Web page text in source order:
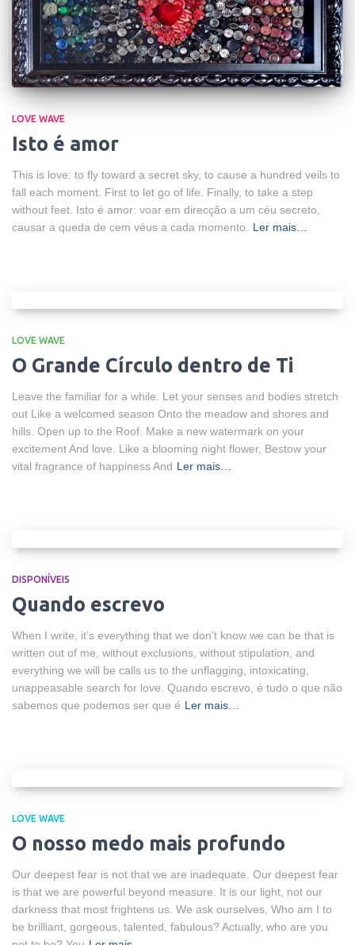
LOVE WAVE
Isto é amor
This is love: to fly toward a secret sky, to cause a hundred veils to
fall each moment. First to let go of life. Finally, to take a step
without feet. Isto é amor: voar em direcção a um céu secreto,
causar a queda de cem véus a cada momento.
Ler mais…
LOVE WAVE
O Grande Círculo dentro de Ti
Leave the familiar for a while. Let your senses and bodies stretch
out Like a welcomed season Onto the meadow and shores and
hills. Open up to the Roof. Make a new watermark on your
excitement And love. Like a blooming night flower, Bestow your
vital fragrance of happiness And Ler mais…
DISPONÍVEIS
Quando escrevo
When I write, it’s everything that we don’t know we can be that is
written out of me, without exclusions, without stipulation, and
everything we will be calls us to the unflagging, intoxicating,
unappeasable search for love. Quando escrevo, é tudo o que não
sabemos que podemos ser que é Ler mais…
LOVE WAVE
O nosso medo mais profundo
Our deepest fear is not that we are inadequate. Our deepest fear
is that we are powerful beyond measure. It is our light, not our
darkness that most frightens us. We ask ourselves, Who am I to
be brilliant, gorgeous, talented, fabulous? Actually, who are you